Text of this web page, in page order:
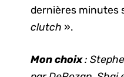
dernières minutes
clutch ».
Mon choix: